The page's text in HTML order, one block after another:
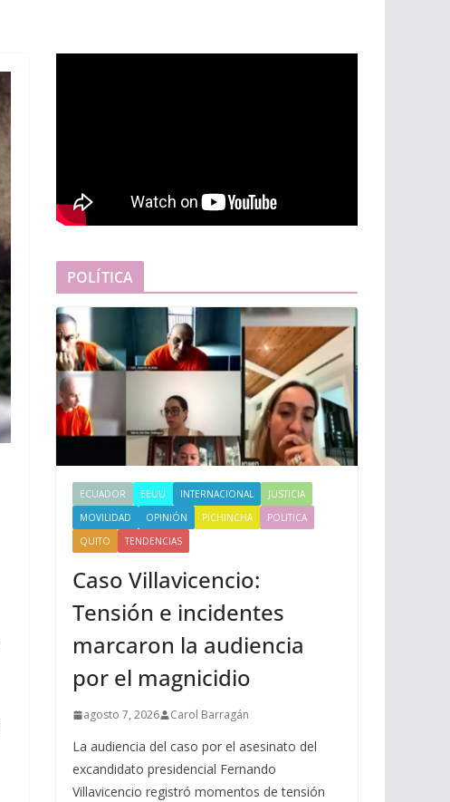
POLÍTICA
ECUADOR EEUU INTERNACIONAL
JUSTICIA
MOVILIDAD
OPINIÓN PICHINCHA
POLITICA
QUITO
TENDENCIAS
Caso Villavicencio:
Tensión e incidentes
marcaron la audiencia
por el magnicidio
agosto 7, 2026 Carol Barragán
La audiencia del caso por el asesinato del
excandidato presidencial Fernando
Villavicencio registró momentos de tensión